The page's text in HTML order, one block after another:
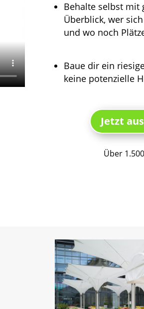
Behalte selbst mit
Überblick, wer
und wo noch
Baue dir ein
keine potenzielle
Jetzt
Über